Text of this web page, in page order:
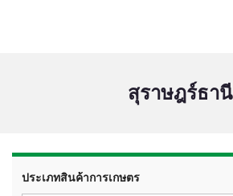
สุราษฎร์ธานี
ประเภทสินค้าการเกษตร